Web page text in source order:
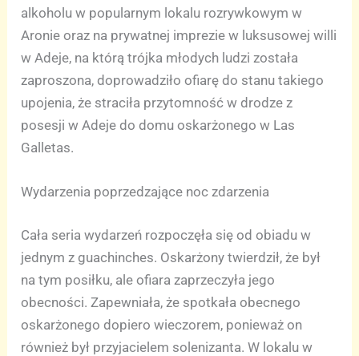
alkoholu w popularnym lokalu rozrywkowym w
Aronie oraz na prywatnej imprezie w luksusowej willi
w Adeje, na którą trójka młodych ludzi została
zaproszona, doprowadziło ofiarę do stanu takiego
upojenia, że straciła przytomność w drodze z
posesji w Adeje do domu oskarżonego w Las
Galletas.
Wydarzenia poprzedzające noc zdarzenia
Cała seria wydarzeń rozpoczęła się od obiadu w
jednym z guachinches. Oskarżony twierdził, że był
na tym posiłku, ale ofiara zaprzeczyła jego
obecności. Zapewniała, że spotkała obecnego
oskarżonego dopiero wieczorem, ponieważ on
również był przyjacielem solenizanta. W lokalu w